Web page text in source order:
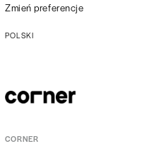
Zmień preferencje
POLSKI
CORNER